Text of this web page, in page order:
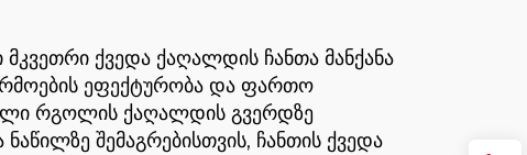
ქვედა ქაღალდის ჩანთა მანქანა
ეფექტურობა და ფართო
რგოლის ქაღალდის გვერდზე
შემაგრებისთვის, ჩანთის ქვედა